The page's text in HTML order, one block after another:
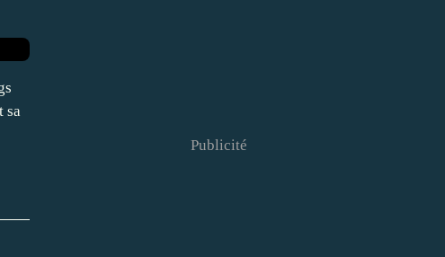
sa
Publicité